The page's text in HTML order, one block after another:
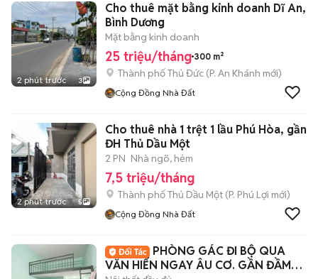
2 phút trước 3
Cho thuê mặt bằng kinh doanh Dĩ An,
Bình Dương
Mặt bằng kinh doanh
25 triệu/tháng 300 m²
Thành phố Thủ Đức (P. An Khánh mới)
Cộng Đồng Nhà Đất
2 phút trước 5
Cho thuê nhà 1 trệt 1 lầu Phú Hòa, gần
ĐH Thủ Dầu Một
2 PN Nhà ngõ, hẻm
7,5 triệu/tháng
Thành phố Thủ Dầu Một (P. Phú Lợi mới)
Cộng Đồng Nhà Đất
PHÒNG GÁC ĐI BỘ QUA
VĂN HIẾN NGAY ÂU CƠ. GẦN ĐẦM